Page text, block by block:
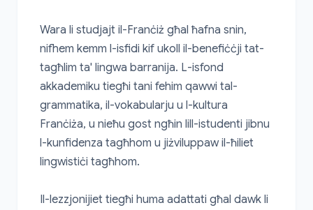
Wara li studjajt il-Franċiż għal ħafna snin,
nifhem kemm l-isfidi kif ukoll il-benefiċċji tat-
tagħlim ta' lingwa barranija. L-isfond
akkademiku tiegħi tani fehim qawwi tal-
grammatika, il-vokabularju u l-kultura
Franċiża, u nieħu gost ngħin lill-istudenti jibnu
l-kunfidenza tagħhom u jiżviluppaw il-ħiliet
lingwistiċi tagħhom.
Il-lezzjonijiet tiegħi huma adattati għal dawk li